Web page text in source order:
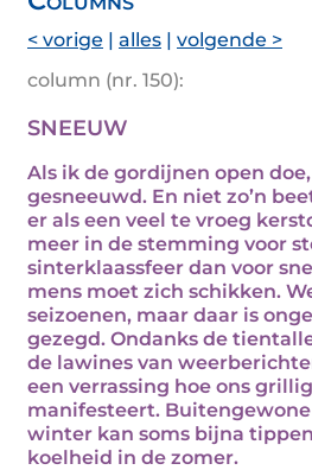
< vorige | alles | volgende >
column (nr. 150):
SNEEUW
Als ik de gordijnen open
gesneeuwd. En niet zo’n
er als een veel te vroeg
meer in de stemming voor
sinterklaassfeer dan voor
mens moet zich schikken.
seizoenen, maar daar is
gezegd. Ondanks de
de lawines van
een verrassing hoe ons
manifesteert.
winter kan soms bijna
koelheid in de zomer.